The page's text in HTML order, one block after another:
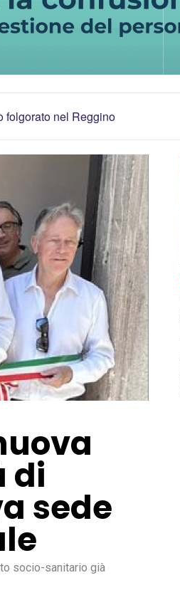
folgorato nel Reggino
di
sede
socio-sanitario già